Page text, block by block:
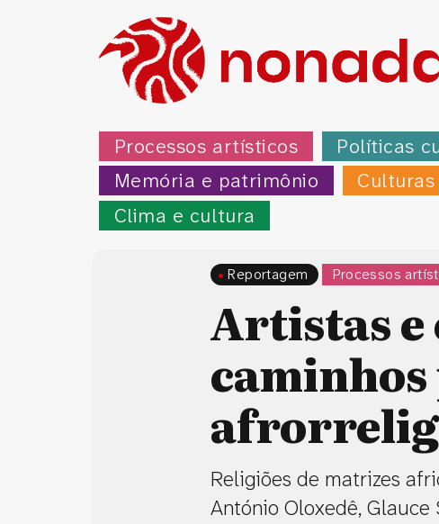
Processos artísticos Políticas
Memória e patrimônio
Clima e cultura
Processos
Reportagem
Artistas e
Religiões de matrizes
António Oloxedê, Glauce